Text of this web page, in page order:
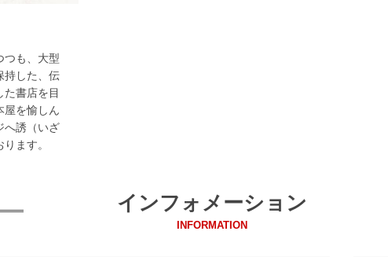
つも、大型
持した、伝
書店を目
屋を愉しん
へ誘（いざ
ます。
インフォメーション
INFORMATION